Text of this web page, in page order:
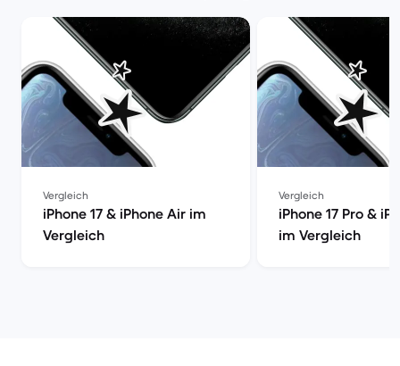
Vergleich
iPhone 17 & iPhone Air im
Vergleich
Vergleich
iPhone 17 Pro &
im Vergleich